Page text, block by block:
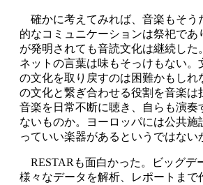
確かに考えてみれば、音楽もそう
的なコミュニケーションは祭祀であ
が発明されても音読文化は継続した
ネットの言葉は味もそっけもない。
の文化を取り戻すのは困難かもしれ
の文化と繋ぎ合わせる役割を音楽は
音楽を日常不断に聴き、自らも演奏
ないものか。ヨーロッパには公共施
っていい楽器があるというではない
RESTARも面白かった。ビッグデ
様々なデータを解析、レポートまで